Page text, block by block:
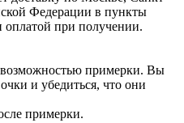
Федерации в пункты
при получении.
возможностью примерки. Вы
и убедиться, что они
примерки.